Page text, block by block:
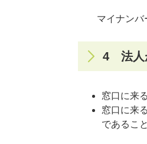
マイナン
4 法人
窓口に来
窓口に来
であるこ